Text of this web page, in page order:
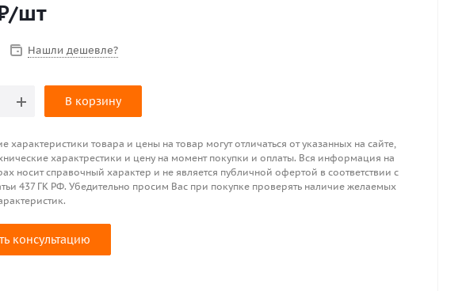
/шт
Нашли дешевле?
В корзину
характеристики товара и цены на товар могут отличаться от указанных на сайте,
характрестики и цену на момент покупки и оплаты. Вся информация на
носит справочный характер и не является публичной офертой в соответствии с
437 ГК РФ. Убедительно просим Вас при покупке проверять наличие желаемых
консультацию